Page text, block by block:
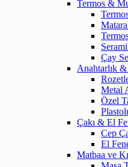
Termos &
Çay
Anahtarlık
Metal
Özel
Çakı & El
Cep
El
Matbaa ve